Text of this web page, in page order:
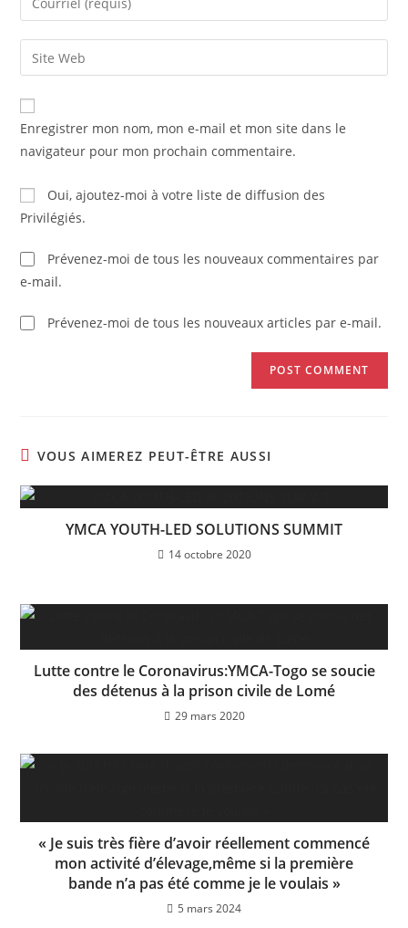
Enregistrer mon nom, mon e-mail et mon site dans le
navigateur pour mon prochain commentaire.
Oui, ajoutez-moi à votre liste de diffusion des
Privilégiés.
Prévenez-moi de tous les nouveaux commentaires par
e-mail.
Prévenez-moi de tous les nouveaux articles par e-mail.
VOUS AIMEREZ PEUT-ÊTRE AUSSI
YMCA YOUTH-LED SOLUTIONS SUMMIT
14 octobre 2020
Lutte contre le Coronavirus:YMCA-Togo se soucie
des détenus à la prison civile de Lomé
29 mars 2020
« Je suis très fière d’avoir réellement commencé
mon activité d’élevage,même si la première
bande n’a pas été comme je le voulais »
5 mars 2024